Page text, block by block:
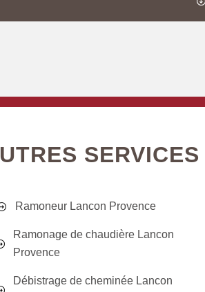
SERVICES
Ramoneur Lancon Provence
Ramonage de chaudière Lancon
Provence
Débistrage de cheminée Lancon